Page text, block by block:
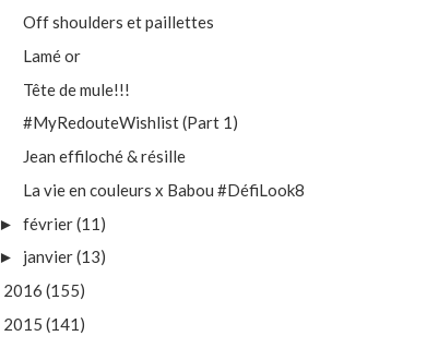
Off shoulders et paillettes
Lamé or
Tête de mule!!!
#MyRedouteWishlist (Part 1)
Jean effiloché & résille
La vie en couleurs x Babou #DéfiLook8
► février(11)
► janvier(13)
2016 (155)
2015 (141)